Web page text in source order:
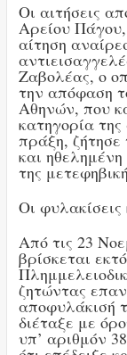
Οι αιτήσεις
Αρείου Πάγου,
αίτηση
Ζαβολέας, ο
την απόφαση
Αθηνών, που
κατηγορία
πράξη, ζήτησε
και
της
Οι
Από τις 23
βρίσκεται
ζητώντας
αποφυλάκισή
διέταξε με
υπ’ αριθμόν